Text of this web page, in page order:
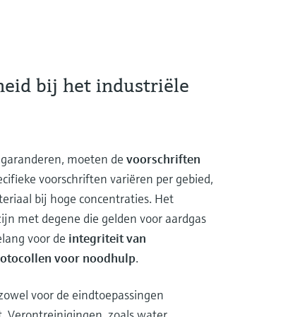
bij het industriële
moeten de voorschriften
voorschriften variëren per gebied,
bij hoge concentraties. Het
met degene die gelden voor aardgas
voor de integriteit van
voor noodhulp.
voor de eindtoepassingen